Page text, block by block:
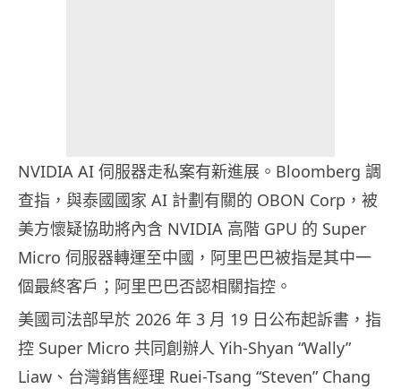
NVIDIA AI 伺服器走私案有新進展。Bloomberg 調
查指，與泰國國家 AI 計劃有關的 OBON Corp，被
美方懷疑協助將內含 NVIDIA 高階 GPU 的 Super
Micro 伺服器轉運至中國，阿里巴巴被指是其中一
個最終客戶；阿里巴巴否認相關指控。
美國司法部早於 2026 年 3 月 19 日公布起訴書，指
控 Super Micro 共同創辦人 Yih-Shyan “Wally”
Liaw、台灣銷售經理 Ruei-Tsang “Steven” Chang